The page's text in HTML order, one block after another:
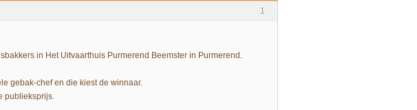
1
in Het Uitvaarthuis Purmerend Beemster in Purmerend.
gebak-chef en die kiest de winnaar.
publieksprijs.